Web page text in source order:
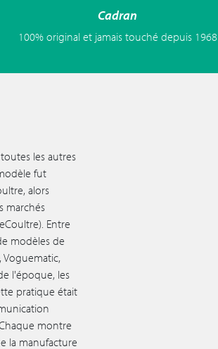
Cadran
100% original et jamais touché depuis 1968
les autres
fut
alors
marchés
Entre
modèles de
Voguematic,
l'époque, les
pratique était
montre
la manufacture